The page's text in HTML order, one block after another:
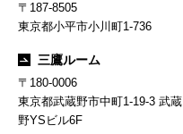
〒187-8505
東京都小平市小川町1-736
三鷹ルーム
〒180-0006
東京都武蔵野市中町1-19-3 武蔵
野YSビル6F